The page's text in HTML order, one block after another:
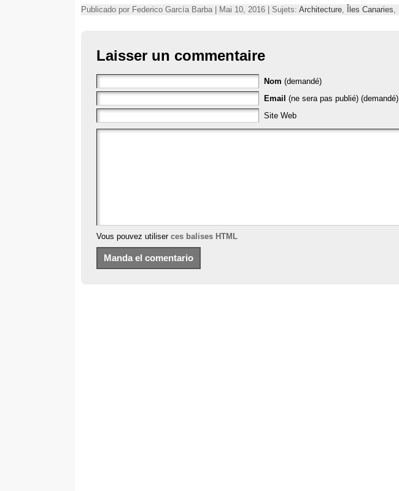
Publicado por Federico García Barba | Mai 10, 2016 | Sujets: Architecture Îles Canaries
Laisser un commentaire
Nom (demandé)
Email (ne sera pas publié) (demandé)
Site Web
Vous pouvez utiliser ces balises HTML